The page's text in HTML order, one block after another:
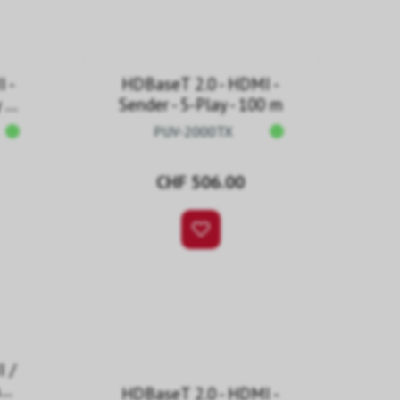
-
-
HDBaseT 2.0 - HDMI -
Sender - 5-Play - 100 m
PUV-2000TX
CHF 506.00
/
-
HDBaseT 2.0 - HDMI -